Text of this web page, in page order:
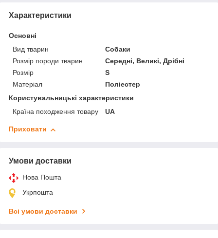
Характеристики
Основні
Вид тварин
Собаки
Розмір породи тварин
Середні, Великі, Дрібні
Розмір
S
Матеріал
Поліестер
Користувальницькі характеристики
Країна походження товару
UA
Приховати
Умови доставки
Нова Пошта
Укрпошта
Всі умови доставки